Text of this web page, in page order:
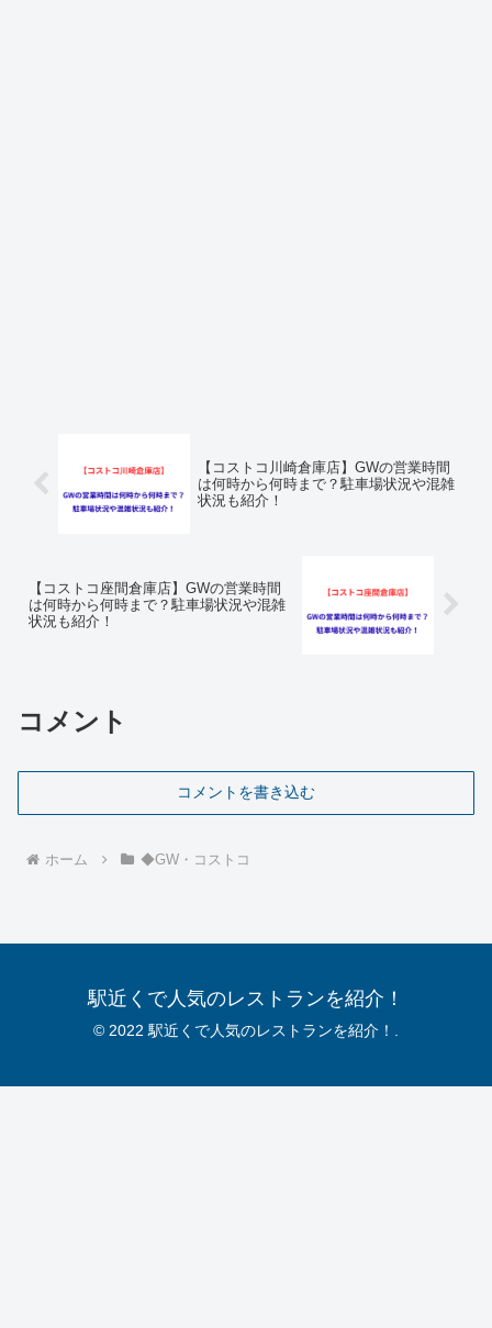
【コストコ川崎倉庫店】GWの営業時間
は何時から何時まで？駐車場状況や混雑
状況も紹介！
【コストコ座間倉庫店】GWの営業時間
は何時から何時まで？駐車場状況や混雑
状況も紹介！
コメント
コメントを書き込む
ホーム ◆GW・コストコ
駅近くで人気のレストランを紹介！
© 2022 駅近くで人気のレストランを紹介！.